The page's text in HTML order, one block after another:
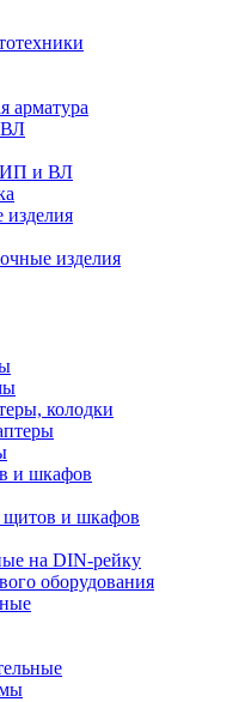
арматура
ВЛ
и ВЛ
изделия
изделия
колодки
и шкафов
щитов и шкафов
на DIN-рейку
оборудования